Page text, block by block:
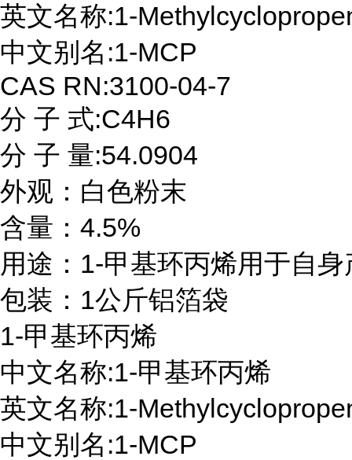
英文名称:1-
中文别名:1-MCP
CAS RN:3100-04-7
分 子 式:C4H6
分 子 量:54.0904
外观：白色粉末
含量：4.5%
用途：1-甲基环丙烯用于自
包装：1公斤铝箔袋
1-甲基环丙烯
中文名称:1-甲基环丙烯
英文名称:1-
中文别名:1-MCP